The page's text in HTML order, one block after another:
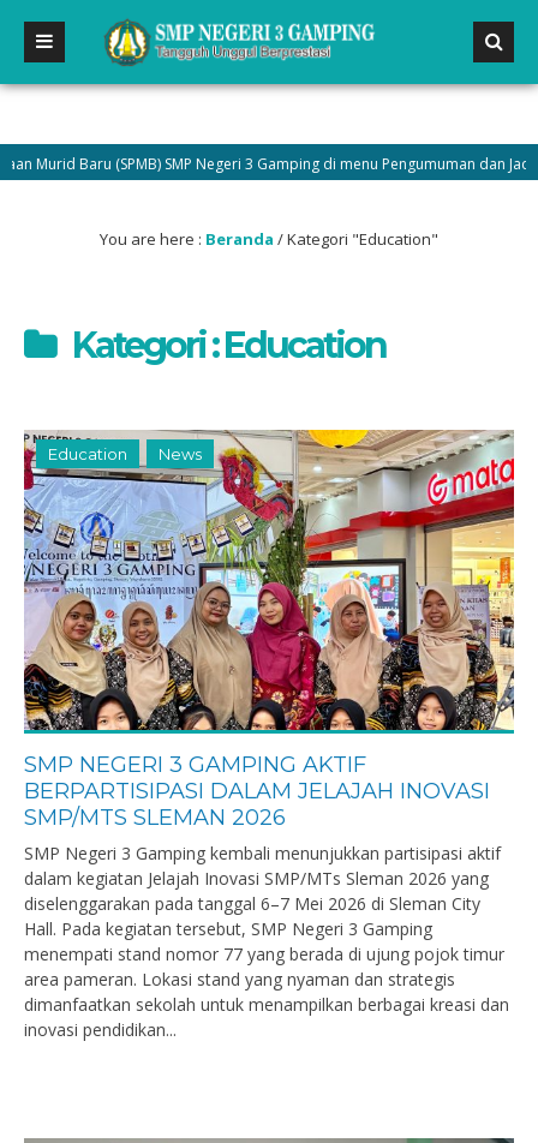
SMP Negeri 3 Gamping di menu Pengumuman dan Jadilah bagian dari
You are here : Beranda /Kategori "Education"
Kategori : Education
Education News
SMP NEGERI 3 GAMPING AKTIF
BERPARTISIPASI DALAM JELAJAH INOVASI
SMP/MTS SLEMAN 2026
SMP Negeri 3 Gamping kembali menunjukkan partisipasi aktif
dalam kegiatan Jelajah Inovasi SMP/MTs Sleman 2026 yang
diselenggarakan pada tanggal 6–7 Mei 2026 di Sleman City
Hall. Pada kegiatan tersebut, SMP Negeri 3 Gamping
menempati stand nomor 77 yang berada di ujung pojok timur
area pameran. Lokasi stand yang nyaman dan strategis
dimanfaatkan sekolah untuk menampilkan berbagai kreasi dan
inovasi pendidikan...